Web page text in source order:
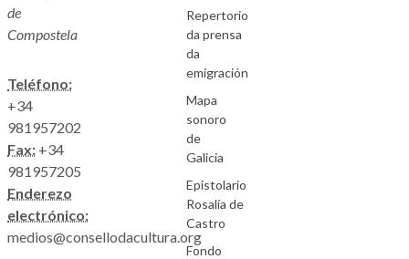
de
Compostela
Teléfono:
+34
981957202
Fax: +34
981957205
Enderezo
electrónico:
medios@consellodacultura.org
Repertorio
da prensa
da
emigración
Mapa
sonoro
de
Galicia
Epistolario
Rosalía de
Castro
Fondo